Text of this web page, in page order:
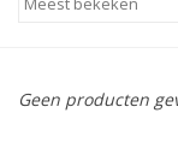
Schoenen
Geen producten